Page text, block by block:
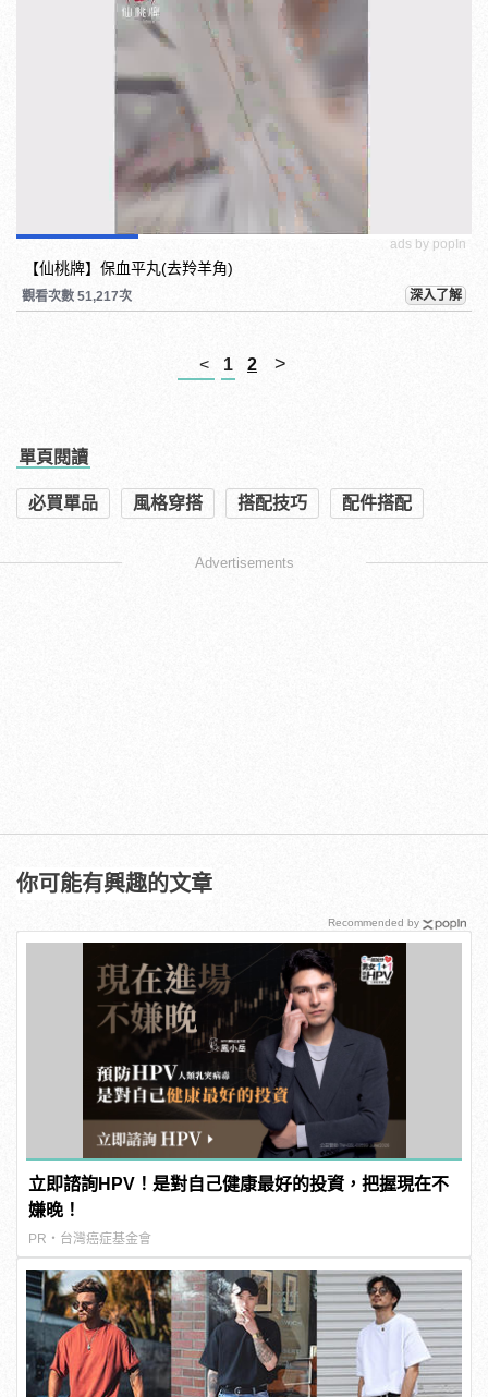
ads by popIn
【仙桃牌】保血平丸(去羚羊角)
觀看次數 51,217次 深入了解
< 1 2 >
單頁閱讀
必買單品 風格穿搭 搭配技巧 配件搭配
Advertisements
你可能有興趣的文章
立即諮詢HPV！是對自己健康最好的投資，把握現在不
嫌晚！
PR・台灣癌症基金會
Recommended by